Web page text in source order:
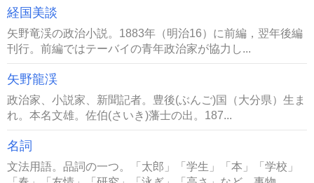
経国美談
矢野竜渓の政治小説。1883年（明治16）に前編，翌年後編
刊行。前編ではテーバイの青年政治家が協力し...
矢野龍渓
政治家、小説家、新聞記者。豊後(ぶんご)国（大分県）生ま
れ。本名文雄。佐伯(さいき)藩士の出。187...
名詞
文法用語。品詞の一つ。「太郎」「学生」「本」「学校」